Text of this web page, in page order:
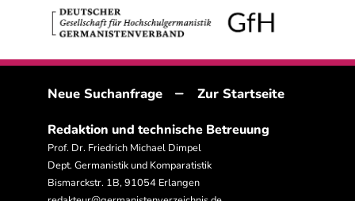
Neue Suchanfrage – Zur Startseite
Redaktion und technische Betreuung
Prof. Dr. Friedrich Michael Dimpel
Dept. Germanistik und Komparatistik
Bismarckstr. 1B, 91054 Erlangen